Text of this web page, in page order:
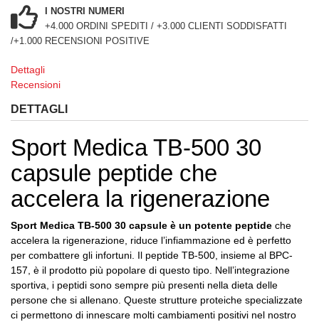
I NOSTRI NUMERI
+4.000 ORDINI SPEDITI / +3.000 CLIENTI SODDISFATTI
/+1.000 RECENSIONI POSITIVE
Dettagli
Recensioni
DETTAGLI
Sport Medica TB-500 30
capsule peptide che
accelera la rigenerazione
Sport Medica TB-500 30 capsule è un potente peptide che
accelera la rigenerazione, riduce l’infiammazione ed è perfetto
per combattere gli infortuni. Il peptide TB-500, insieme al BPC-
157, è il prodotto più popolare di questo tipo. Nell’integrazione
sportiva, i peptidi sono sempre più presenti nella dieta delle
persone che si allenano. Queste strutture proteiche specializzate
ci permettono di innescare molti cambiamenti positivi nel nostro